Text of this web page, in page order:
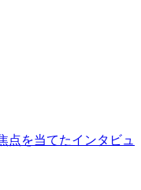
点を当てたインタビュ